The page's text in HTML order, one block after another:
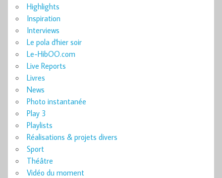
Highlights
Inspiration
Interviews
Le pola d'hier soir
Le-HibOO.com
Live Reports
Livres
News
Photo instantanée
Play 3
Playlists
Réalisations & projets divers
Sport
Théâtre
Vidéo du moment